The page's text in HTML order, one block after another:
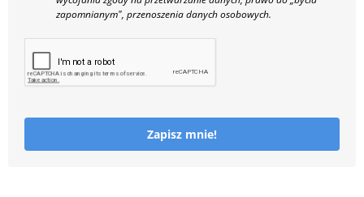
zapomnianym", przenoszenia danych osobowych.
Zapisz mnie!